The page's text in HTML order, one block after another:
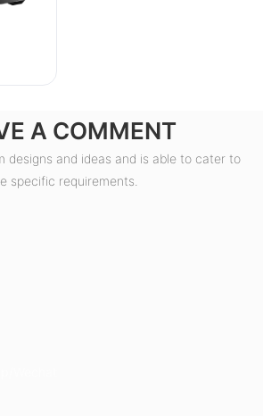
A COMMENT
designs and ideas and is able to cater to
specific requirements.